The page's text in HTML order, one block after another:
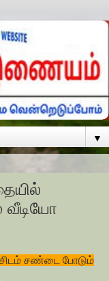
▼
சண்டை போடும்